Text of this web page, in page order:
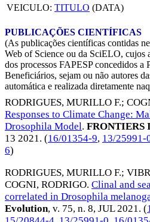
VEICULO: TITULO (DATA)
PUBLICAÇÕES CIENTÍFICAS
(As publicações científicas contidas
Web of Science ou da SciELO, cujos
dos processos FAPESP concedidos a
Beneficiários, sejam ou não autores
automática e realizada diretamente
RODRIGUES, MURILLO F.;
Responses to Climate Change:
Drosophila Model. FRONTIERS
13 2021. (16/01354-9, 13/25991-
6)
RODRIGUES, MURILLO F.;
COGNI, RODRIGO. Clinal and
correlated in Drosophila
Evolution, v. 75, n. 8, JUL 2021. (